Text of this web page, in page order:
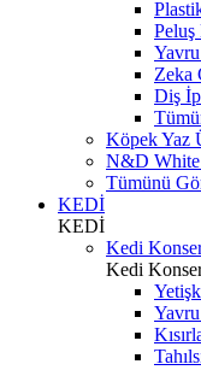
Peluş
Zeka
Diş
Köpek Yaz
N&D
Tümünü
KEDİ
KEDİ
Kedi
Kedi